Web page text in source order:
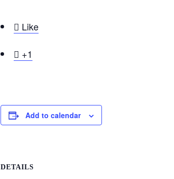
 Like
 +1
Add to calendar
DETAILS